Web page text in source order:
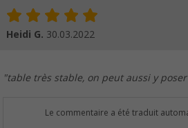
Heidi G. 30.03.2022
"table très stable, on peut aussi y
Le commentaire a été traduit